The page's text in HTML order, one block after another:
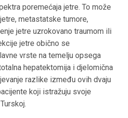
poremećaja jetre. To može
metastatske tumore,
jetre uzrokovano traumom ili
jetre obično se
vrste na temelju opsega
hepatektomija i djelomična
razlike između ovih dvaju
koji istražuju svoje